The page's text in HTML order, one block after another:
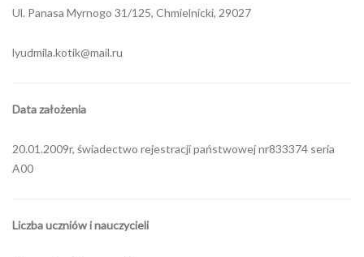
Ul. Panasa Myrnogo 31/125, Chmielnicki, 29027
lyudmila.kotik@mail.ru
Data założenia
20.01.2009r, świadectwo rejestracji państwowej nr833374 seria
A00
Liczba uczniów i nauczycieli